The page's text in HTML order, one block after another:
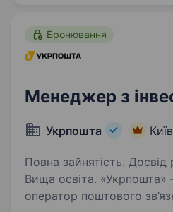
Бронювання
Менеджер з
Укрпошта
Повна зайнятість. Досвід
Вища освіта. «Укрпошта» — національний
оператор поштового